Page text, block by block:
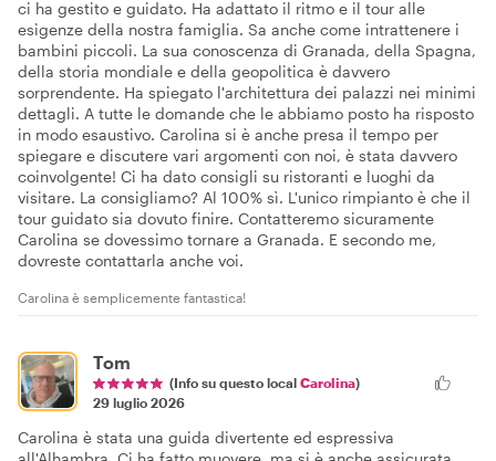
ci ha gestito e guidato. Ha adattato il ritmo e il tour alle
esigenze della nostra famiglia. Sa anche come intrattenere i
bambini piccoli. La sua conoscenza di Granada, della Spagna,
della storia mondiale e della geopolitica è davvero
sorprendente. Ha spiegato l'architettura dei palazzi nei minimi
dettagli. A tutte le domande che le abbiamo posto ha risposto
in modo esaustivo. Carolina si è anche presa il tempo per
spiegare e discutere vari argomenti con noi, è stata davvero
coinvolgente! Ci ha dato consigli su ristoranti e luoghi da
visitare. La consigliamo? Al 100% sì. L'unico rimpianto è che il
tour guidato sia dovuto finire. Contatteremo sicuramente
Carolina se dovessimo tornare a Granada. E secondo me,
dovreste contattarla anche voi.
Carolina è semplicemente fantastica!
Tom
(Info su questo local Carolina)
29 luglio 2026
Carolina è stata una guida divertente ed espressiva